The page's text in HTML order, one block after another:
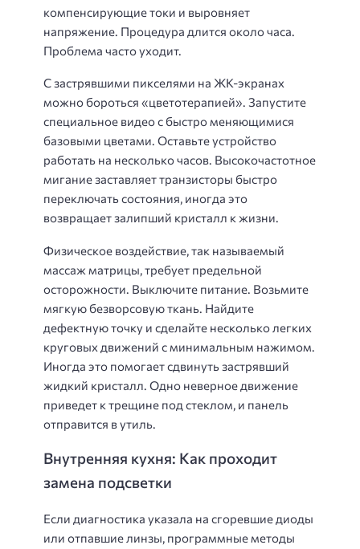
компенсирующие токи и выровняет
напряжение. Процедура длится около часа.
Проблема часто уходит.
С застрявшими пикселями на ЖК-экранах
можно бороться «цветотерапией». Запустите
специальное видео с быстро меняющимися
базовыми цветами. Оставьте устройство
работать на несколько часов. Высокочастотное
мигание заставляет транзисторы быстро
переключать состояния, иногда это
возвращает залипший кристалл к жизни.
Физическое воздействие, так называемый
массаж матрицы, требует предельной
осторожности. Выключите питание. Возьмите
мягкую безворсовую ткань. Найдите
дефектную точку и сделайте несколько легких
круговых движений с минимальным нажимом.
Иногда это помогает сдвинуть застрявший
жидкий кристалл. Одно неверное движение
приведет к трещине под стеклом, и панель
отправится в утиль.
Внутренняя кухня: Как проходит
замена подсветки
Если диагностика указала на сгоревшие диоды
или отпавшие линзы, программные методы